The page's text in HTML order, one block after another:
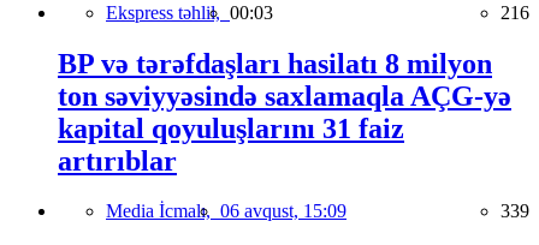
Ekspress təhlil, 00:03 216
BP və tərəfdaşları hasilatı 8 milyon
ton səviyyəsində saxlamaqla AÇG-yə
kapital qoyuluşlarını 31 faiz
artırıblar
Media İcmalı, 06 avqust, 15:09 339